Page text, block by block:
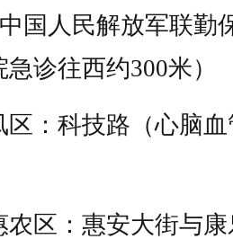
国人民解放军联勤
急诊往西约300米）
区：科技路（心脑
农区：惠安大街与